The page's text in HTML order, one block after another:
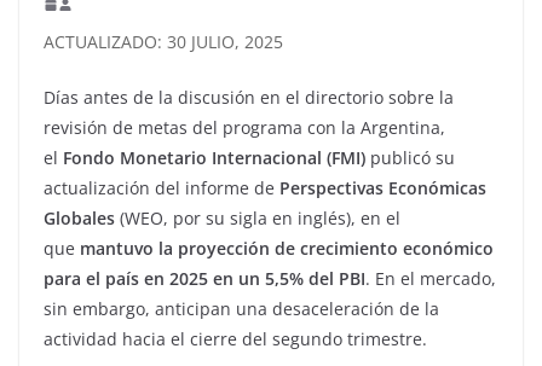
ACTUALIZADO: 30 JULIO, 2025
Días antes de la discusión en el directorio sobre la
revisión de metas del programa con la Argentina,
el Fondo Monetario Internacional (FMI) publicó su
actualización del informe de Perspectivas Económicas
Globales (WEO, por su sigla en inglés), en el
que mantuvo la proyección de crecimiento económico
para el país en 2025 en un 5,5% del PBI. En el mercado,
sin embargo, anticipan una desaceleración de la
actividad hacia el cierre del segundo trimestre.